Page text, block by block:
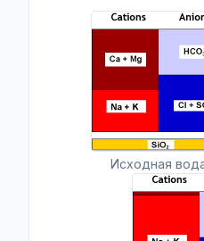
Исходная